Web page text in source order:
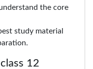
the core
study material
12